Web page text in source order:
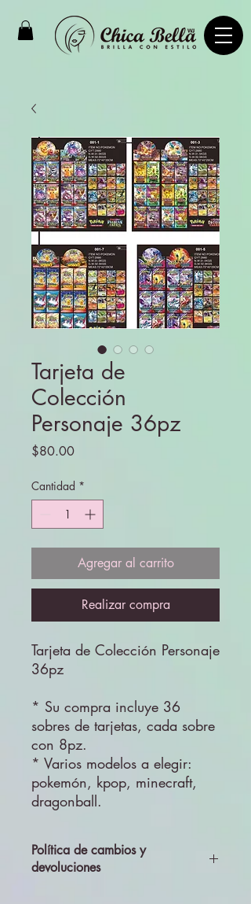
Tarjeta de
Colección
Personaje 36pz
$80.00Precio
Cantidad *
Agregar al carrito
Realizar compra
Tarjeta de Colección Personaje
36pz
* Su compra incluye 36
sobres de tarjetas, cada sobre
con 8pz.
* Varios modelos a elegir:
pokemón, kpop, minecraft,
dragonball.
Política de cambios y
devoluciones